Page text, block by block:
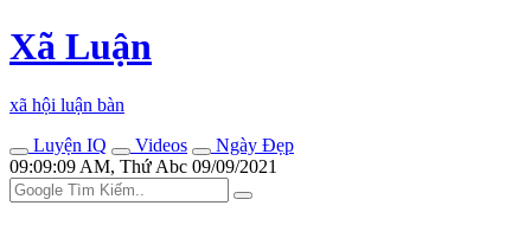
Xã Luận
xã hội luận bàn
Luyện IQ
Videos
Ngày Đẹp
09:09:09 AM, Thứ Abc 09/09/2021